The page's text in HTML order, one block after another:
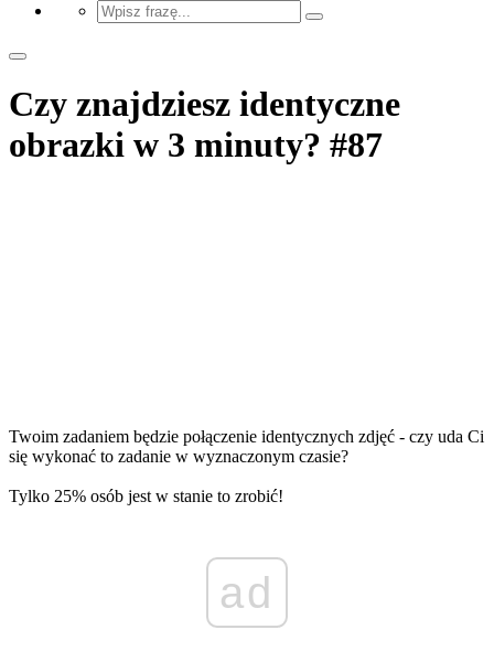
Czy znajdziesz identyczne
obrazki w 3 minuty? #87
Twoim zadaniem będzie połączenie identycznych zdjęć - czy uda Ci
się wykonać to zadanie w wyznaczonym czasie?
Tylko 25% osób jest w stanie to zrobić!
ad